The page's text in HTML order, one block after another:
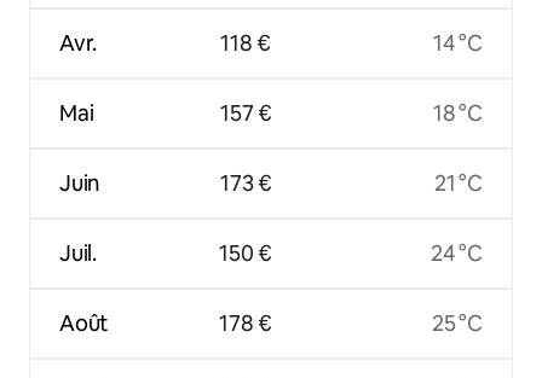
Avr.
Mai
Juin
Juil.
Août
118 €
157 €
173 €
150 €
178 €
14 °C
18 °C
21 °C
24 °C
25 °C